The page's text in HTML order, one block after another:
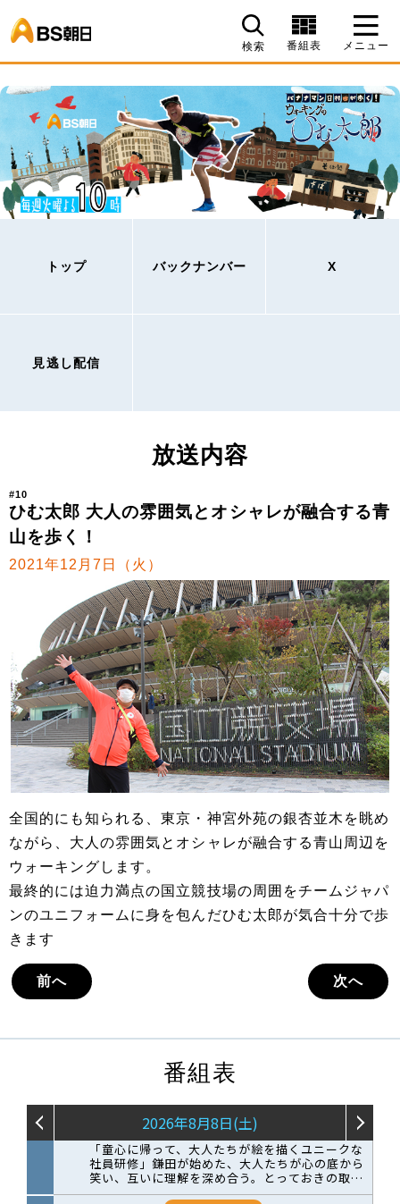
検索 番組表 メニュー
トップ バックナンバー X
見逃し配信
放送内容
#10
ひむ太郎 大人の雰囲気とオシャレが融合する青
山を歩く！
2021年12月7日（火）
全国的にも知られる、東京・神宮外苑の銀杏並木を眺め
ながら、大人の雰囲気とオシャレが融合する青山周辺を
ウォーキングします。
最終的には迫力満点の国立競技場の周囲をチームジャパ
ンのユニフォームに身を包んだひむ太郎が気合十分で歩
きます
前へ 次へ
番組表